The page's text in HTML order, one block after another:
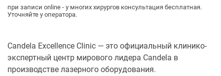
при записи online - у многих хирургов консультация бесплатная.
Уточняйте у оператора.
Candela Excellence Clinic — это официальный клинико-
экспертный центр мирового лидера Candela в
производстве лазерного оборудования.